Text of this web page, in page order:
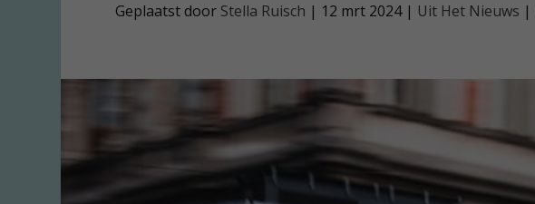
Geplaatst door Stella Ruisch | 12 mrt 2024| Uit Het Nieuws |